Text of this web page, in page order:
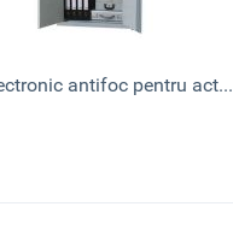
antifoc pentru act...